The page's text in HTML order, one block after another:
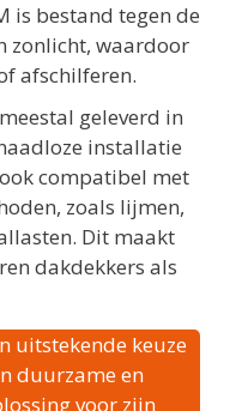
is bestand tegen de
zonlicht, waardoor
afschilferen.
geleverd in
installatie
compatibel met
zoals lijmen,
Dit maakt
dakdekkers als
uitstekende keuze
duurzame en
voor zijn